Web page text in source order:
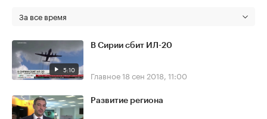
За все время
5:10
В Сирии сбит ИЛ-20
Главное18 сен 2018, 11:00
Развитие региона